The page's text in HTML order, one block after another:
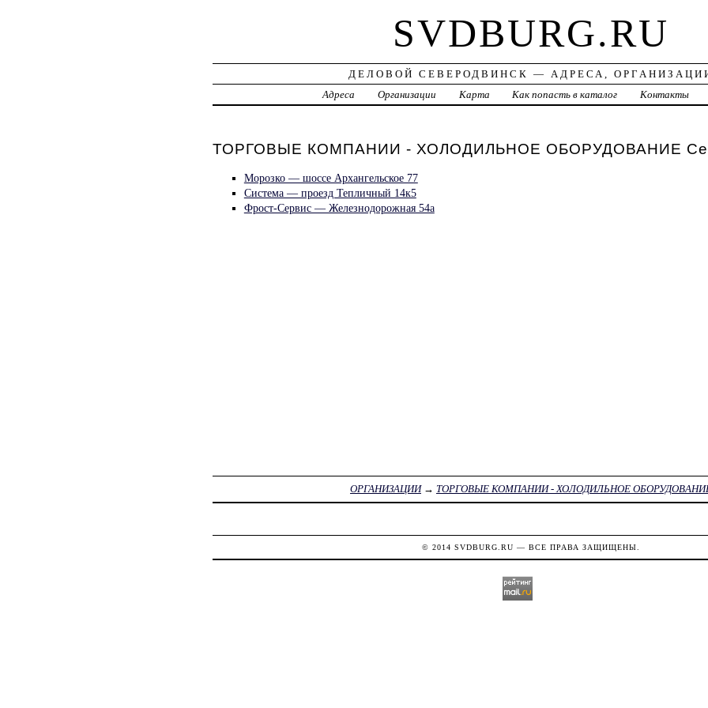
SVDBURG.RU
ДЕЛОВОЙ СЕВЕРОДВИНСК — АДРЕСА,
Адреса
Организации Карта Как попасть в каталог Контакты
ТОРГОВЫЕ КОМПАНИИ - ХОЛОДИЛЬНОЕ ОБОРУДОВАНИЕ
Морозко — шоссе Архангельское 77
Система — проезд Тепличный 14к5
Фрост-Сервис — Железнодорожная 54а
ОРГАНИЗАЦИИ→ ТОРГОВЫЕ КОМПАНИИ - ХОЛОДИЛЬНОЕ
© 2014 SVDBURG.RU — ВСЕ ПРАВА ЗАЩИЩЕНЫ.